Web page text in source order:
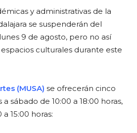
y administrativas de la
se suspenderán del
9 de agosto, pero no así
culturales durante este
(MUSA) se ofrecerán cinco
sábado de 10:00 a 18:00 horas,
15:00 horas: